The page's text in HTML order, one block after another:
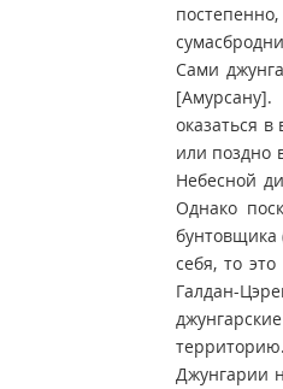
Сами
оказаться
или поздно
Небесной
Однако
бунтовщика
себя, то
Галдан-
Джунгарии